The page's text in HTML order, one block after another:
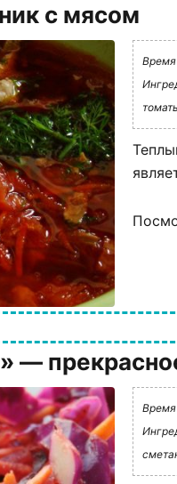
с мясом
Время
—
Время